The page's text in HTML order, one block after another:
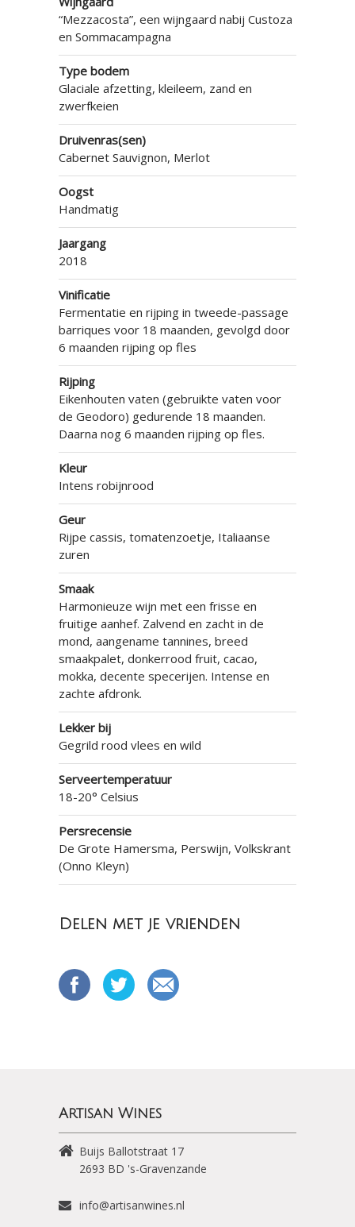
“Mezzacosta”, een wijngaard nabij Custoza
en Sommacampagna
Type bodem
Glaciale afzetting, kleileem, zand en
zwerfkeien
Druivenras(sen)
Cabernet Sauvignon, Merlot
Oogst
Handmatig
Jaargang
2018
Vinificatie
Fermentatie en rijping in tweede-passage
barriques voor 18 maanden, gevolgd door
6 maanden rijping op fles
Rijping
Eikenhouten vaten (gebruikte vaten voor
de Geodoro) gedurende 18 maanden.
Daarna nog 6 maanden rijping op fles.
Kleur
Intens robijnrood
Geur
Rijpe cassis, tomatenzoetje, Italiaanse
zuren
Smaak
Harmonieuze wijn met een frisse en
fruitige aanhef. Zalvend en zacht in de
mond, aangename tannines, breed
smaakpalet, donkerrood fruit, cacao,
mokka, decente specerijen. Intense en
zachte afdronk.
Lekker bij
Gegrild rood vlees en wild
Serveertemperatuur
18-20° Celsius
Persrecensie
De Grote Hamersma, Perswijn, Volkskrant
(Onno Kleyn)
Delen met je vrienden
Artisan Wines
Buijs Ballotstraat 17
2693 BD 's-Gravenzande
info@artisanwines.nl